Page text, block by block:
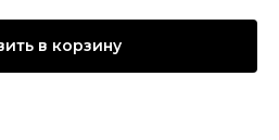
в корзину